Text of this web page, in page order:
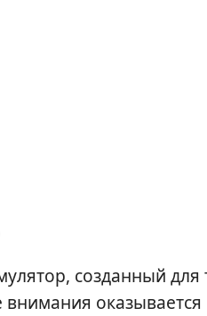
созданный для
оказывается